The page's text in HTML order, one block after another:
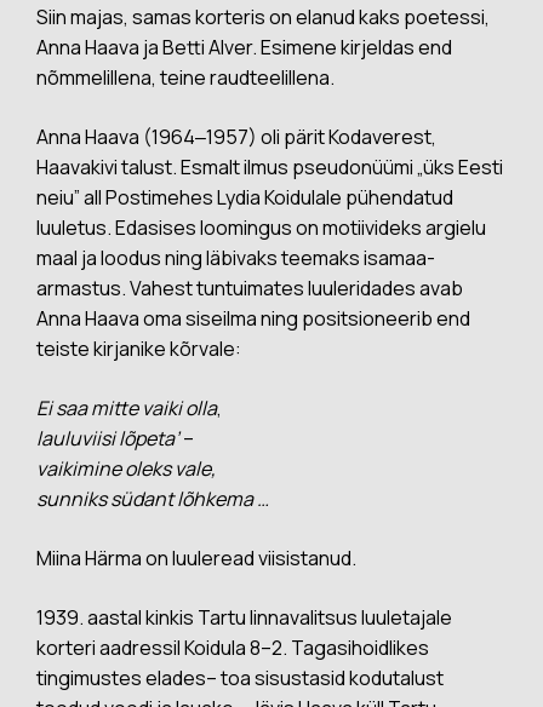
Siin majas, samas korteris on elanud kaks poetessi,
Anna Haava ja Betti Alver. Esimene kirjeldas end
nõmmelillena, teine raudteelillena.
Anna Haava (1964‒1957) oli pärit Kodaverest,
Haavakivi talust. Esmalt ilmus pseudonüümi „üks Eesti
neiu” all Postimehes Lydia Koidulale pühendatud
luuletus. Edasises loomingus on motiivideks argielu
maal ja loodus ning läbivaks teemaks isamaa-
armastus. Vahest tuntuimates luuleridades avab
Anna Haava oma siseilma ning positsioneerib end
teiste kirjanike kõrvale:
Ei saa mitte vaiki olla,
lauluviisi lõpeta’–
vaikimine oleks vale,
sunniks südant lõhkema …
Miina Härma on luuleread viisistanud.
1939. aastal kinkis Tartu linnavalitsus luuletajale
korteri aadressil Koidula 8–2. Tagasihoidlikes
tingimustes elades– toa sisustasid kodutalust